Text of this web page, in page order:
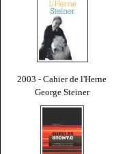
2003 - Cahier de l'Herne
George Steiner